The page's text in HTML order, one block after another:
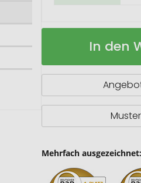
Arch
Auf
In den
Mehrfach ausgezeichnet: